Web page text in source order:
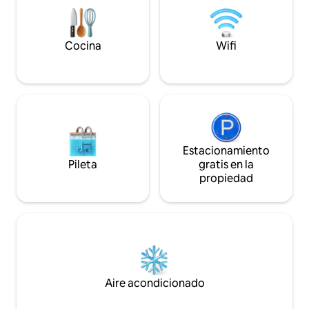
<br>Justo al lado
cabaña #45
(trae a tus
privacidad).
Cocina Wifi
Pileta
Estacionamiento
gratis en la
propiedad
Aire acondicionado